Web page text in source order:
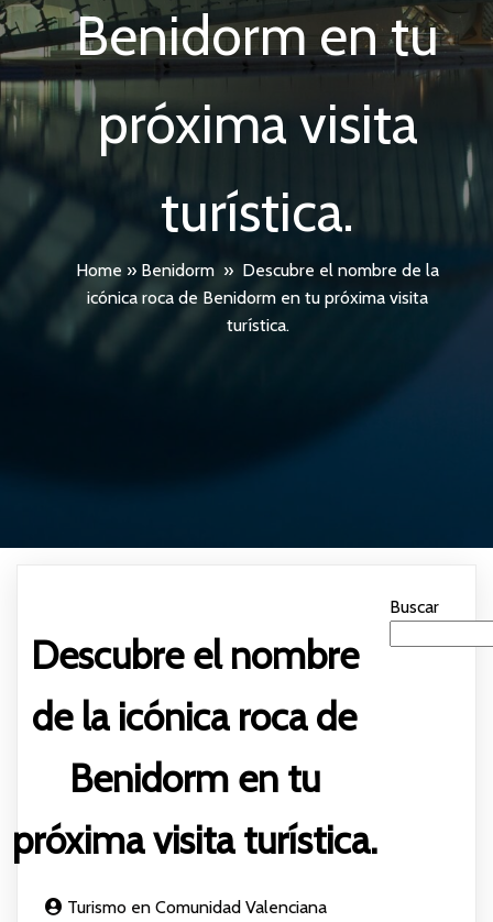
Benidorm en tu
próxima visita
turística.
Home » Benidorm » Descubre el nombre de la
icónica roca de Benidorm en tu próxima visita
turística.
Descubre el nombre
de la icónica roca de
Benidorm en tu
próxima visita turística.
Turismo en Comunidad Valenciana
Buscar